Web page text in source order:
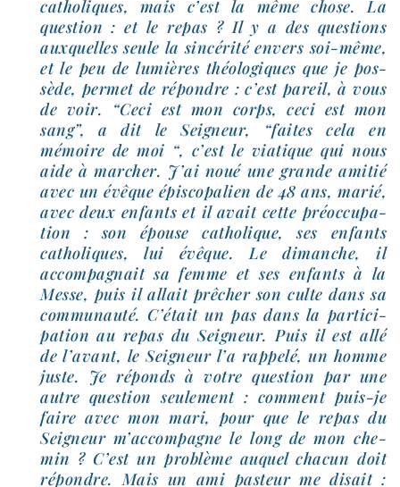
catho­liques, mais c’est la même chose. La
ques­tion : et le repas ? Il y a des ques­tions
aux­quelles seule la sin­cé­ri­té envers soi-​même,
et le peu de lumières théo­lo­giques que je pos­
sède, per­met de répondre : c’est pareil, à vous
de voir. “Ceci est mon corps, ceci est mon
sang”, a dit le Seigneur, “faites cela en
mémoire de moi “, c’est le via­tique qui nous
aide à mar­cher. J’ai noué une grande ami­tié
avec un évêque épis­co­pa­lien de 48 ans, marié,
avec deux enfants et il avait cette pré­oc­cu­pa­
tion : son épouse catho­lique, ses enfants
catho­liques, lui évêque. Le dimanche, il
accom­pa­gnait sa femme et ses enfants à la
Messe, puis il allait prê­cher son culte dans sa
com­mu­nau­té. C’était un pas dans la par­ti­ci­
pa­tion au repas du Seigneur. Puis il est allé
de l’avant, le Seigneur l’a rap­pe­lé, un homme
juste. Je réponds à votre ques­tion par une
autre ques­tion seule­ment : com­ment puis-​je
faire avec mon mari, pour que le repas du
Seigneur m’accompagne le long de mon che­
min ? C’est un pro­blème auquel cha­cun doit
répondre. Mais un ami pas­teur me disait :